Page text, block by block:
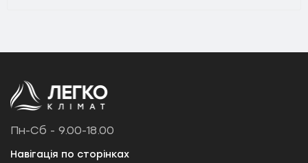
Пн-Сб - 9.00-18.00
Навігація по сторінках